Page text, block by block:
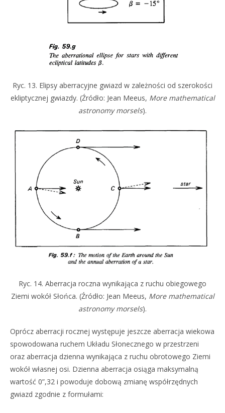
Ryc. 13. Elipsy aberracyjne gwiazd w zależności od szerokości
ekliptycznej gwiazdy. (Źródło: Jean Meeus, More mathematical
astronomy morsels).
Ryc. 14. Aberracja roczna wynikająca z ruchu obiegowego
Ziemi wokół Słońca. (Źródło: Jean Meeus, More mathematical
astronomy morsels).
Oprócz aberracji rocznej występuje jeszcze aberracja wiekowa
spowodowana ruchem Układu Słonecznego w przestrzeni
oraz aberracja dzienna wynikająca z ruchu obrotowego Ziemi
wokół własnej osi. Dzienna aberracja osiąga maksymalną
wartość 0”,32 i powoduje dobową zmianę współrzędnych
gwiazd zgodnie z formułami: